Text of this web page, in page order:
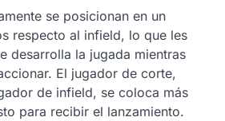
se posicionan en un
respecto al infield, lo que les
desarrolla la jugada mientras
El jugador de corte,
de infield, se coloca más
para recibir el lanzamiento.